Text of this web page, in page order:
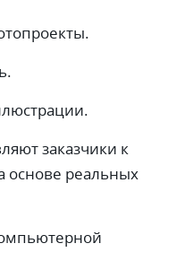
заказчики к
основе реальных